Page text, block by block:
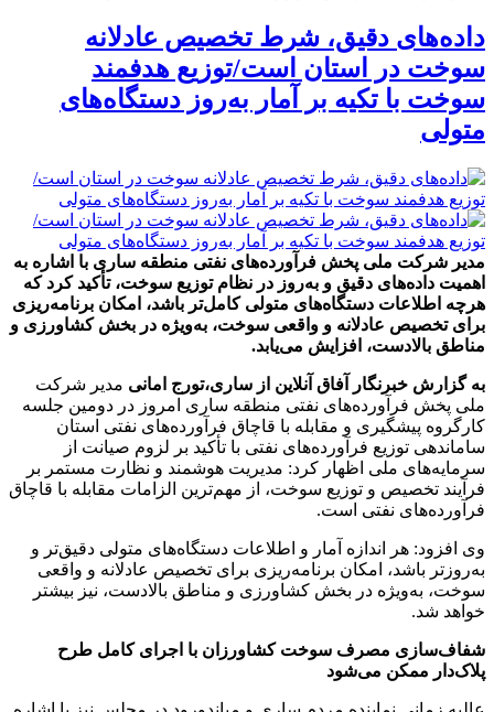
داده‌های دقیق، شرط تخصیص عادلانه
سوخت در استان است/توزیع هدفمند
سوخت با تکیه بر آمار به‌روز دستگاه‌های
متولی
مدیر شرکت ملی پخش فرآورده‌های نفتی منطقه ساری با اشاره به
اهمیت داده‌های دقیق و به‌روز در نظام توزیع سوخت، تأکید کرد که
هرچه اطلاعات دستگاه‌های متولی کامل‌تر باشد، امکان برنامه‌ریزی
برای تخصیص عادلانه و واقعی سوخت، به‌ویژه در بخش کشاورزی و
مناطق بالادست، افزایش می‌یابد.
به گزارش خبرنگار آفاق آنلاین از ساری،تورج امانی مدیر شرکت
ملی پخش فرآورده‌های نفتی منطقه ساری امروز در دومین جلسه
کارگروه پیشگیری و مقابله با قاچاق فرآورده‌های نفتی استان
ساماندهی توزیع فرآورده‌های نفتی با تأکید بر لزوم صیانت از
سرمایه‌های ملی اظهار کرد: مدیریت هوشمند و نظارت مستمر بر
فرآیند تخصیص و توزیع سوخت، از مهم‌ترین الزامات مقابله با قاچاق
فرآورده‌های نفتی است.
وی افزود: هر اندازه آمار و اطلاعات دستگاه‌های متولی دقیق‌تر و
به‌روزتر باشد، امکان برنامه‌ریزی برای تخصیص عادلانه و واقعی
سوخت، به‌ویژه در بخش کشاورزی و مناطق بالادست، نیز بیشتر
خواهد شد.
شفاف‌سازی مصرف سوخت کشاورزان با اجرای کامل طرح
پلاک‌دار ممکن می‌شود